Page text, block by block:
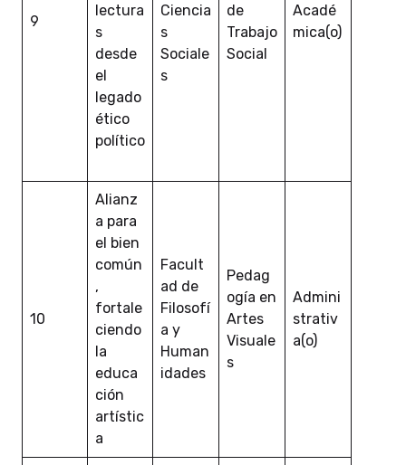
9
lectura
s
desde
el
legado
ético
político
Ciencia
s
Sociale
s
de
Trabajo
Social
Acadé
mica(o)
10
Alianz
a para
el bien
común
,
fortale
ciendo
la
educa
ción
artístic
a
Facult
ad de
Filosofí
a y
Human
idades
Pedag
ogía en
Artes
Visuale
s
Admini
strativ
a(o)